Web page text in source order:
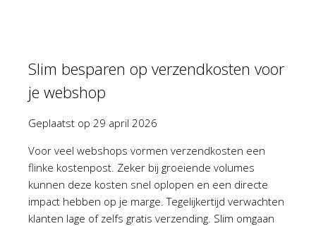
Slim besparen op verzendkosten voor
je webshop
Geplaatst op 29 april 2026
Voor veel webshops vormen verzendkosten een
flinke kostenpost. Zeker bij groeiende volumes
kunnen deze kosten snel oplopen en een directe
impact hebben op je marge. Tegelijkertijd verwachten
klanten lage of zelfs gratis verzending. Slim omgaan